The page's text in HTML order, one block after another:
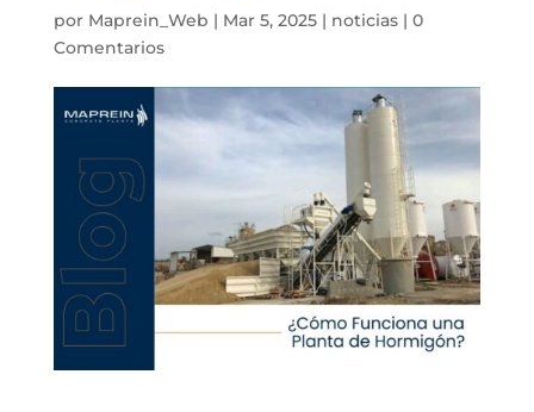
por Maprein_Web | Mar 5, 2025| noticias| 0
Comentarios